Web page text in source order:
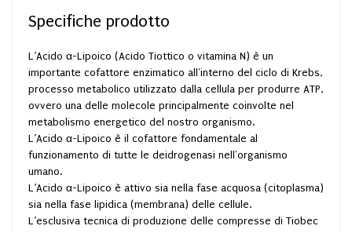
Specifiche prodotto
L’Acido α-Lipoico (Acido Tiottico o vitamina N) è un
importante cofattore enzimatico all'interno del ciclo di Krebs,
processo metabolico utilizzato dalla cellula per produrre ATP,
ovvero una delle molecole principalmente coinvolte nel
metabolismo energetico del nostro organismo.
L’Acido α-Lipoico è il cofattore fondamentale al
funzionamento di tutte le deidrogenasi nell'organismo
umano.
L’Acido α-Lipoico è attivo sia nella fase acquosa (citoplasma)
sia nella fase lipidica (membrana) delle cellule.
L’esclusiva tecnica di produzione delle compresse di Tiobec